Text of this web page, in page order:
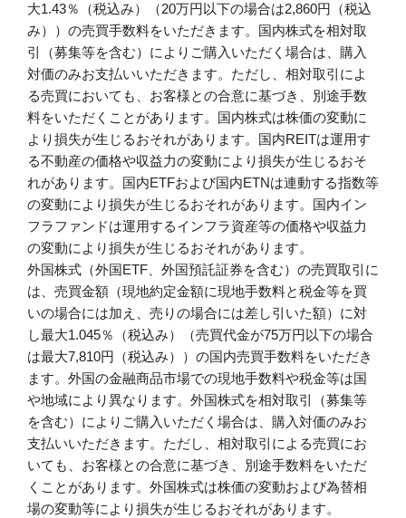
大1.43％（税込み）（20万円以下の場合は2,860円（税込
み））の売買手数料をいただきます。国内株式を相対取
引（募集等を含む）によりご購入いただく場合は、購入
対価のみお支払いいただきます。ただし、相対取引によ
る売買においても、お客様との合意に基づき、別途手数
料をいただくことがあります。国内株式は株価の変動に
より損失が生じるおそれがあります。国内REITは運用す
る不動産の価格や収益力の変動により損失が生じるおそ
れがあります。国内ETFおよび国内ETNは連動する指数等
の変動により損失が生じるおそれがあります。国内イン
フラファンドは運用するインフラ資産等の価格や収益力
の変動により損失が生じるおそれがあります。
外国株式（外国ETF、外国預託証券を含む）の売買取引に
は、売買金額（現地約定金額に現地手数料と税金等を買
いの場合には加え、売りの場合には差し引いた額）に対
し最大1.045％（税込み）（売買代金が75万円以下の場合
は最大7,810円（税込み））の国内売買手数料をいただき
ます。外国の金融商品市場での現地手数料や税金等は国
や地域により異なります。外国株式を相対取引（募集等
を含む）によりご購入いただく場合は、購入対価のみお
支払いいただきます。ただし、相対取引による売買にお
いても、お客様との合意に基づき、別途手数料をいただ
くことがあります。外国株式は株価の変動および為替相
場の変動等により損失が生じるおそれがあります。